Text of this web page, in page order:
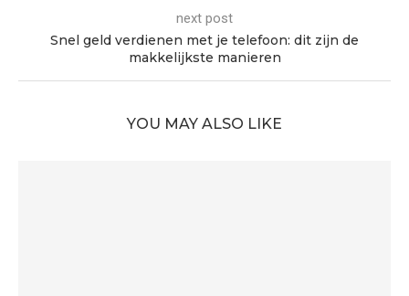
next post
Snel geld verdienen met je telefoon: dit zijn de
makkelijkste manieren
YOU MAY ALSO LIKE